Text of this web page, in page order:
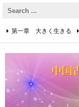
第一章 大きく生きる
第四章 着実に生きる
第六章 成功の心得
第八章 リーダーの心得